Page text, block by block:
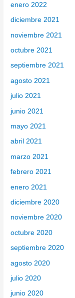
enero 2022
diciembre 2021
noviembre 2021
octubre 2021
septiembre 2021
agosto 2021
julio 2021
junio 2021
mayo 2021
abril 2021
marzo 2021
febrero 2021
enero 2021
diciembre 2020
noviembre 2020
octubre 2020
septiembre 2020
agosto 2020
julio 2020
junio 2020